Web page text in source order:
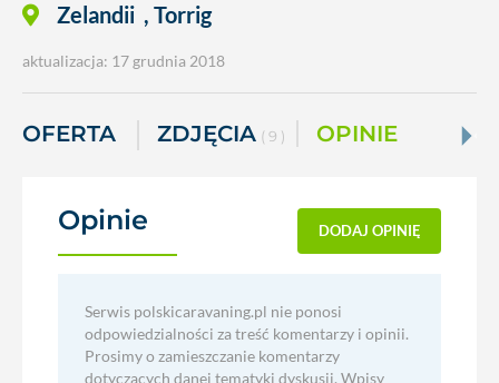
Zelandii , Torrig
aktualizacja: 17 grudnia 2018
OFERTA ZDJĘCIA ( 9 ) OPINIE
Opinie DODAJ OPINIĘ
Serwis polskicaravaning.pl nie ponosi
odpowiedzialności za treść komentarzy i opinii.
Prosimy o zamieszczanie komentarzy
dotyczących danej tematyki dyskusji. Wpisy